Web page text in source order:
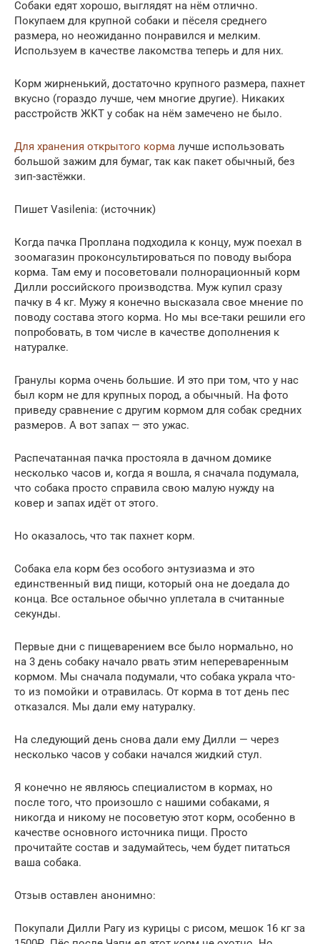
Собаки едят хорошо, выглядят на нём отлично.
Покупаем для крупной собаки и пёселя среднего
размера, но неожиданно понравился и мелким.
Используем в качестве лакомства теперь и для них.
Корм жирненький, достаточно крупного размера, пахнет
вкусно (гораздо лучше, чем многие другие). Никаких
расстройств ЖКТ у собак на нём замечено не было.
Для хранения открытого корма лучше использовать
большой зажим для бумаг, так как пакет обычный, без
зип-застёжки.
Пишет Vasilenia: (источник)
Когда пачка Проплана подходила к концу, муж поехал в
зоомагазин проконсультироваться по поводу выбора
корма. Там ему и посоветовали полнорационный корм
Дилли российского производства. Муж купил сразу
пачку в 4 кг. Мужу я конечно высказала свое мнение по
поводу состава этого корма. Но мы все-таки решили его
попробовать, в том числе в качестве дополнения к
натуралке.
Гранулы корма очень большие. И это при том, что у нас
был корм не для крупных пород, а обычный. На фото
приведу сравнение с другим кормом для собак средних
размеров. А вот запах — это ужас.
Распечатанная пачка простояла в дачном домике
несколько часов и, когда я вошла, я сначала подумала,
что собака просто справила свою малую нужду на
ковер и запах идёт от этого.
Но оказалось, что так пахнет корм.
Собака ела корм без особого энтузиазма и это
единственный вид пищи, который она не доедала до
конца. Все остальное обычно уплетала в считанные
секунды.
Первые дни с пищеварением все было нормально, но
на 3 день собаку начало рвать этим непереваренным
кормом. Мы сначала подумали, что собака украла что-
то из помойки и отравилась. От корма в тот день пес
отказался. Мы дали ему натуралку.
На следующий день снова дали ему Дилли — через
несколько часов у собаки начался жидкий стул.
Я конечно не являюсь специалистом в кормах, но
после того, что произошло с нашими собаками, я
никогда и никому не посоветую этот корм, особенно в
качестве основного источника пищи. Просто
прочитайте состав и задумайтесь, чем будет питаться
ваша собака.
Отзыв оставлен анонимно:
Покупали Дилли Рагу из курицы с рисом, мешок 16 кг за